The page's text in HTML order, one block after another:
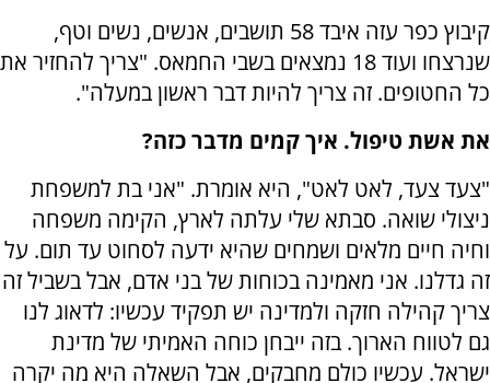
קיבוץ כפר עזה איבד 58 תושבים, אנשים, נשים וטף,
שנרצחו ועוד 18 נמצאים בשבי החמאס. "צריך להחזיר את
כל החטופים. זה צריך להיות דבר ראשון במעלה".
את אשת טיפול. איך קמים מדבר כזה?
"צעד צעד, לאט לאט", היא אומרת. "אני בת למשפחת
ניצולי שואה. סבתא שלי עלתה לארץ, הקימה משפחה
וחיה חיים מלאים ושמחים שהיא ידעה לסחוט עד תום. על
זה גדלנו. אני מאמינה בכוחות של בני אדם, אבל בשביל זה
צריך קהילה חזקה ולמדינה יש תפקיד עכשיו: לדאוג לנו
גם לטווח הארוך. בזה ייבחן כוחה האמיתי של מדינת
ישראל. עכשיו כולם מחבקים, אבל השאלה היא מה יקרה